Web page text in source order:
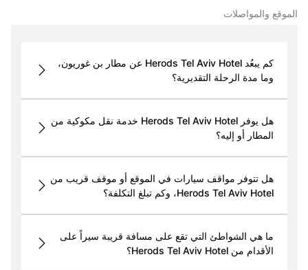
الموقع والمواصلات
كم يبعُد Herods Tel Aviv Hotel عن مطار بن غوريون،
وما مدة الرحلة التقديرية؟
هل يوفر Herods Tel Aviv Hotel خدمة نقل مكوكية من
المطار أو إليه؟
هل تتوفر مواقف سيارات في الموقع أو موقف قريب من
Herods Tel Aviv Hotel، وكم تبلغ التكلفة؟
ما هي الشواطئ التي تقع على مسافة قريبة سيراً على
الأقدام من Herods Tel Aviv Hotel؟